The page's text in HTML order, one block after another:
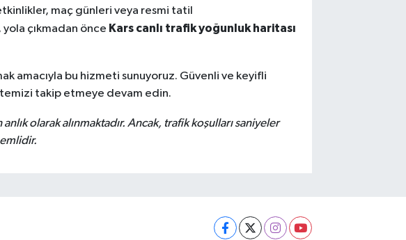
maç günleri veya resmi tatil
çıkmadan önce Kars canlı trafik yoğunluk haritası
amacıyla bu hizmeti sunuyoruz. Güvenli ve keyifli
takip etmeye devam edin.
olarak alınmaktadır. Ancak, trafik koşulları saniyeler